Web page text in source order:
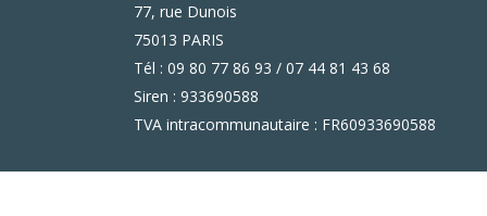
77, rue Dunois
75013 PARIS
Tél : 09 80 77 86 93 / 07 44 81 43 68
Siren : 933690588
TVA intracommunautaire : FR60933690588